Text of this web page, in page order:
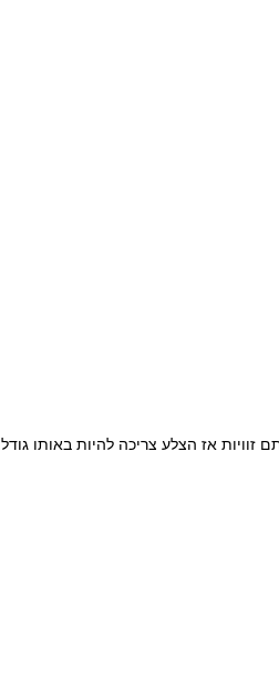
אז הצלע צריכה להיות באותו גודל.